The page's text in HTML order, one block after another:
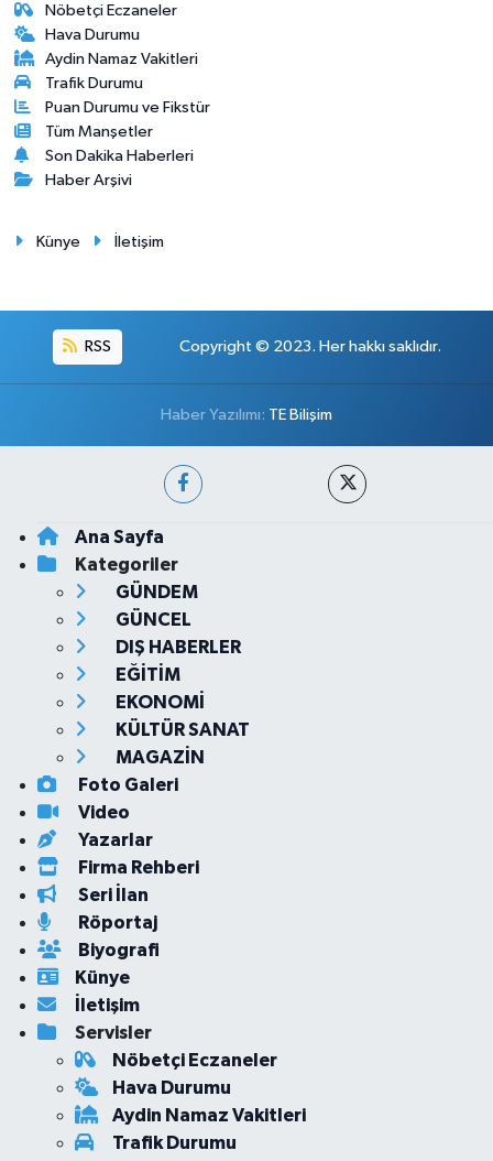
Nöbetçi Eczaneler
Hava Durumu
Aydin Namaz Vakitleri
Trafik Durumu
Puan Durumu ve Fikstür
Tüm Manşetler
Son Dakika Haberleri
Haber Arşivi
Künye İletişim
RSS Copyright © 2023. Her hakkı saklıdır.
Haber Yazılımı: TE Bilişim
Ana Sayfa
Kategoriler
GÜNDEM
GÜNCEL
DIŞ HABERLER
EĞİTİM
EKONOMİ
KÜLTÜR SANAT
MAGAZİN
Foto Galeri
Video
Yazarlar
Firma Rehberi
Seri İlan
Röportaj
Biyografi
Künye
İletişim
Servisler
Nöbetçi Eczaneler
Hava Durumu
Aydin Namaz Vakitleri
Trafik Durumu